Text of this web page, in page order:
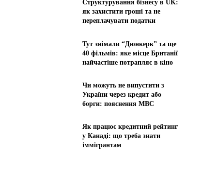
Структурування бізнесу в UK:
як захистити гроші та не
переплачувати податки
Тут знімали “Дюнкерк” та ще
40 фільмів: яке місце Британії
найчастіше потрапляє в кіно
Чи можуть не випустити з
України через кредит або
борги: пояснення МВС
Як працює кредитний рейтинг
у Канаді: що треба знати
іммігрантам